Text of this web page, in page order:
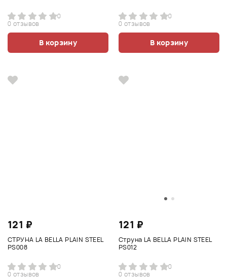
0
0 отзывов
В корзину
0
0 отзывов
В корзину
121 ₽
СТРУНА LA BELLA PLAIN STEEL
PS008
0
0 отзывов
121 ₽
Струна LA BELLA PLAIN STEEL
PS012
0
0 отзывов